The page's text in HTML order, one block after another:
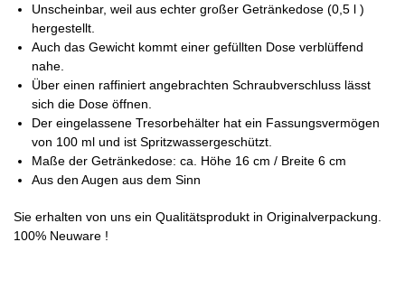
Unscheinbar, weil aus echter großer Getränkedose (0,5 l )
hergestellt.
Auch das Gewicht kommt einer gefüllten Dose verblüffend
nahe.
Über einen raffiniert angebrachten Schraubverschluss lässt
sich die Dose öffnen.
Der eingelassene Tresorbehälter hat ein Fassungsvermögen
von 100 ml und ist Spritzwassergeschützt.
Maße der Getränkedose: ca. Höhe 16 cm / Breite 6 cm
Aus den Augen aus dem Sinn
Sie erhalten von uns ein Qualitätsprodukt in Originalverpackung.
100% Neuware !